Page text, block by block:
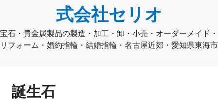
式会社セリオ
宝石・貴金属製品の製造・加工・卸・小売・オーダーメイド・
リフォーム・婚約指輪・結婚指輪・名古屋近郊・愛知県東海市
誕生石